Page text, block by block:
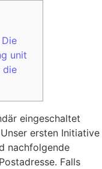
unit
die
eingeschaltet
ersten Initiative
nachfolgende
Falls